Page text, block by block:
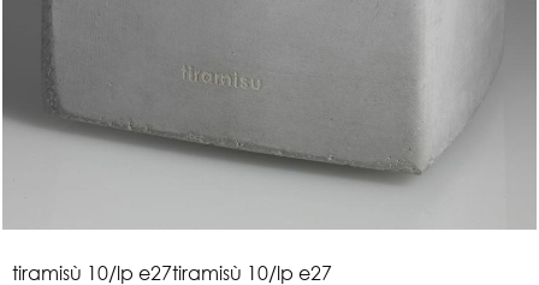
tiramisù 10/lp e27tiramisù 10/lp e27